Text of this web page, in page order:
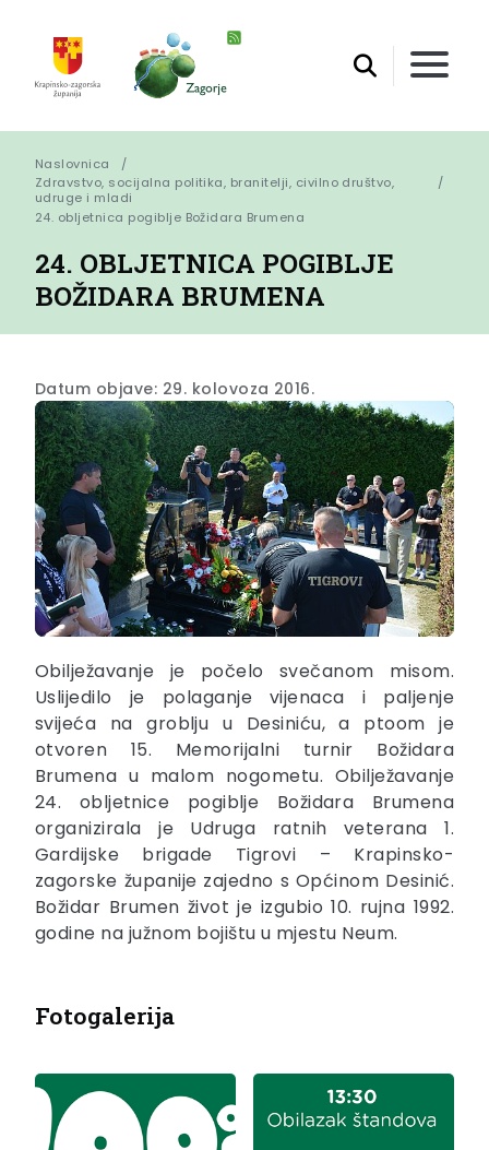
Naslovnica
Zdravstvo, socijalna politika, branitelji, civilno društvo,
udruge i mladi
24. obljetnica pogiblje Božidara Brumena
24. OBLJETNICA POGIBLJE
BOŽIDARA BRUMENA
Datum objave: 29. kolovoza 2016.
Obilježavanje je počelo svečanom misom.
Uslijedilo je polaganje vijenaca i paljenje
svijeća na groblju u Desiniću, a ptoom je
otvoren 15. Memorijalni turnir Božidara
Brumena u malom nogometu. Obilježavanje
24. obljetnice pogiblje Božidara Brumena
organizirala je Udruga ratnih veterana 1.
Gardijske brigade Tigrovi – Krapinsko-
zagorske županije zajedno s Općinom Desinić.
Božidar Brumen život je izgubio 10. rujna 1992.
godine na južnom bojištu u mjestu Neum.
Fotogalerija